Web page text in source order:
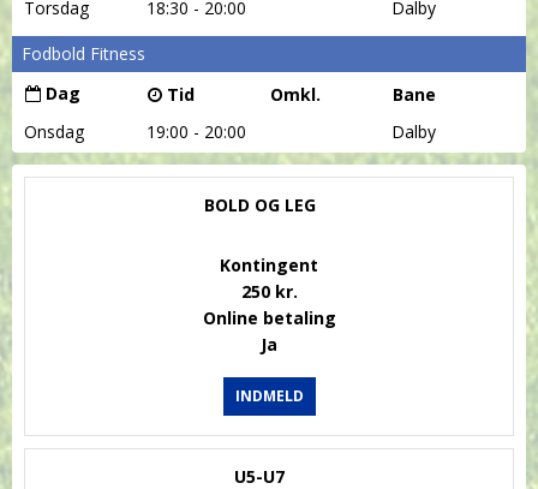
Torsdag
18:30 - 20:00
Dalby
Fodbold Fitness
Dag
Tid Omkl.
Bane
Onsdag
19:00 - 20:00 Dalby
BOLD OG LEG
Kontingent
250 kr.
Online betaling
Ja
INDMELD
U5-U7